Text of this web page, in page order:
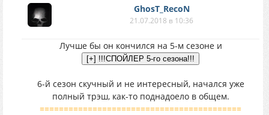
GhosT_RecoN
21.07.2018 в 10:36
Лучше бы он кончился на 5-м сезоне и
6-й сезон скучный и не интересный, начался уже
полный трэш, как-то поднадоело в общем.
==========================================